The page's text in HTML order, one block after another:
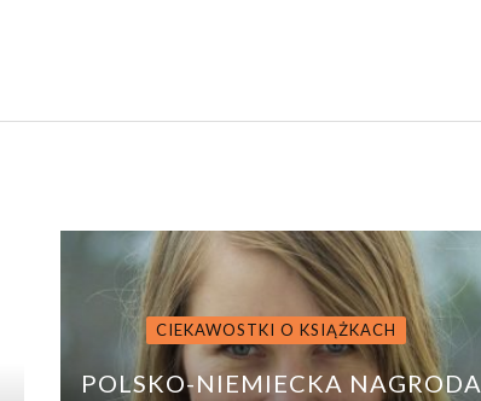
CIEKAWOSTKI O KSIĄŻKACH
POLSKO-NIEMIECKA NAGRODA